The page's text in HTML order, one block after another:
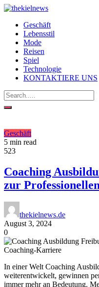
Geschäft
Lebensstil
Mode
Reisen
Spiel
Technologie
KONTAKTIERE UNS
Geschäft
5 min read
523
Coaching
zur
thekielnews.de
August 3, 2024
0
In einer Welt Coaching
weiterentwickelt, gewinnen
immer mehr an Bedeutung.